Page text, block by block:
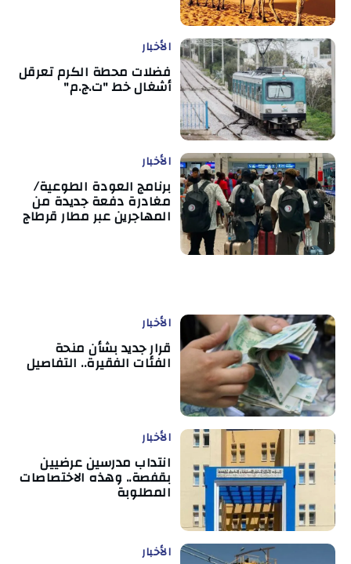
الأخبار
فضلات محطة الكرم تعرقل
أشغال خط "ت.ج.م"
الأخبار
برنامج العودة الطوعية/
مغادرة دفعة جديدة من
المهاجرين عبر مطار قرطاج
الأخبار
قرار جديد بشأن منحة
الفئات الفقيرة.. التفاصيل
الأخبار
انتداب مدرسين عرضيين
بقفصة.. وهذه الاختصاصات
المطلوبة
الأخبار